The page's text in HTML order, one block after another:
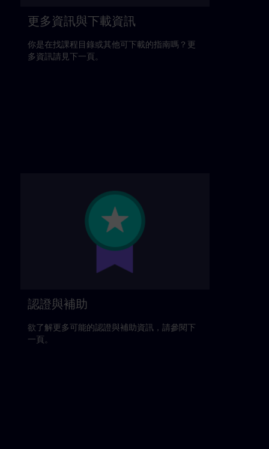
更多資訊與下載資訊
你是在找課程目錄或其他可下載的指南嗎？更
多資訊請見下一頁。
認證與補助
欲了解更多可能的認證與補助資訊，請參閱下
一頁。